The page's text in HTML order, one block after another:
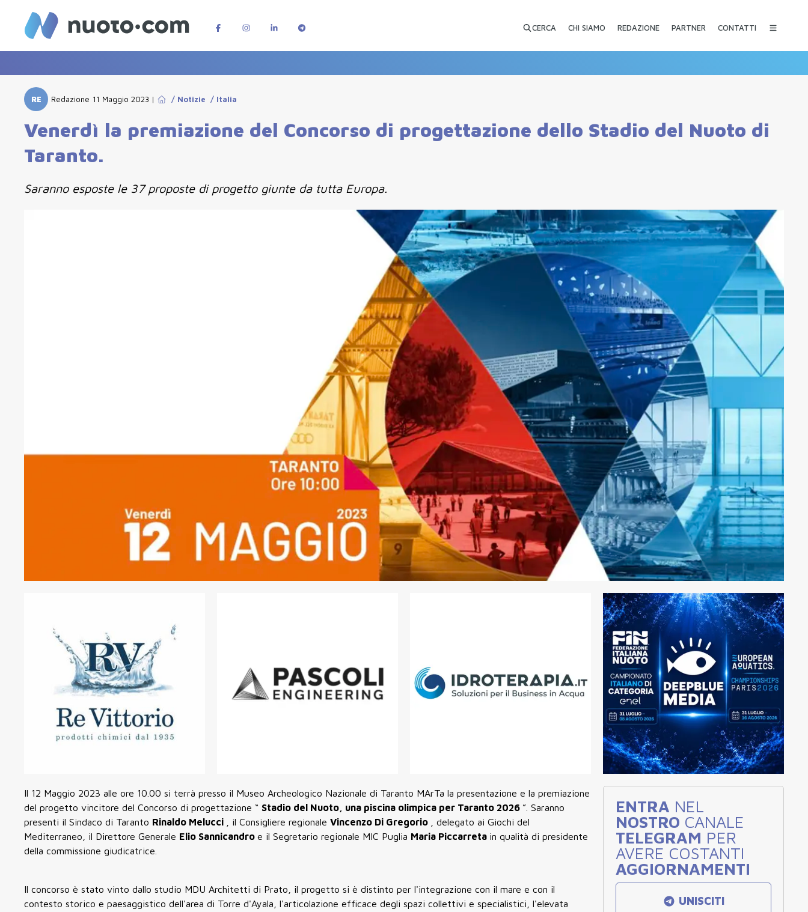
CERCA CHI SIAMO REDAZIONE PARTNER CONTATTI
RE Redazione 11 Maggio 2023 | / Notizie / Italia
Venerdì la premiazione del Concorso di progettazione dello Stadio del Nuoto di
Taranto.
Saranno esposte le 37 proposte di progetto giunte da tutta Europa.
Il 12 Maggio 2023 alle ore 10.00 si terrà presso il Museo Archeologico Nazionale di Taranto MArTa la presentazione e la premiazione
del progetto vincitore del Concorso di progettazione “ Stadio del Nuoto, una piscina olimpica per Taranto 2026 ”. Saranno
presenti il Sindaco di Taranto Rinaldo Melucci , il Consigliere regionale Vincenzo Di Gregorio
, delegato ai Giochi del
Mediterraneo, il Direttore Generale Elio Sannicandro e il Segretario regionale MIC Puglia Maria Piccarreta in qualità di presidente
della commissione giudicatrice.
Il concorso è stato vinto dallo studio MDU Architetti di Prato, il progetto si è distinto per l'integrazione con il mare e con il
contesto storico e paesaggistico dell'area di Torre d'Ayala, l'articolazione efficace degli spazi collettivi e specialistici, l'elevata
ENTRA NEL
NOSTRO CANALE
TELEGRAM PER
AVERE COSTANTI
AGGIORNAMENTI
UNISCITI